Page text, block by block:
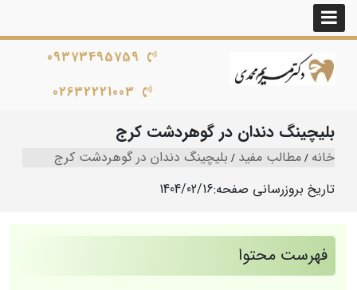
09373495759
02632221003
بلیچینگ دندان در گوهردشت کرج
خانه مطالب مفید بلیچینگ دندان در گوهردشت کرج
تاریخ بروزرسانی صفحه:1404/02/16
فهرست محتوا